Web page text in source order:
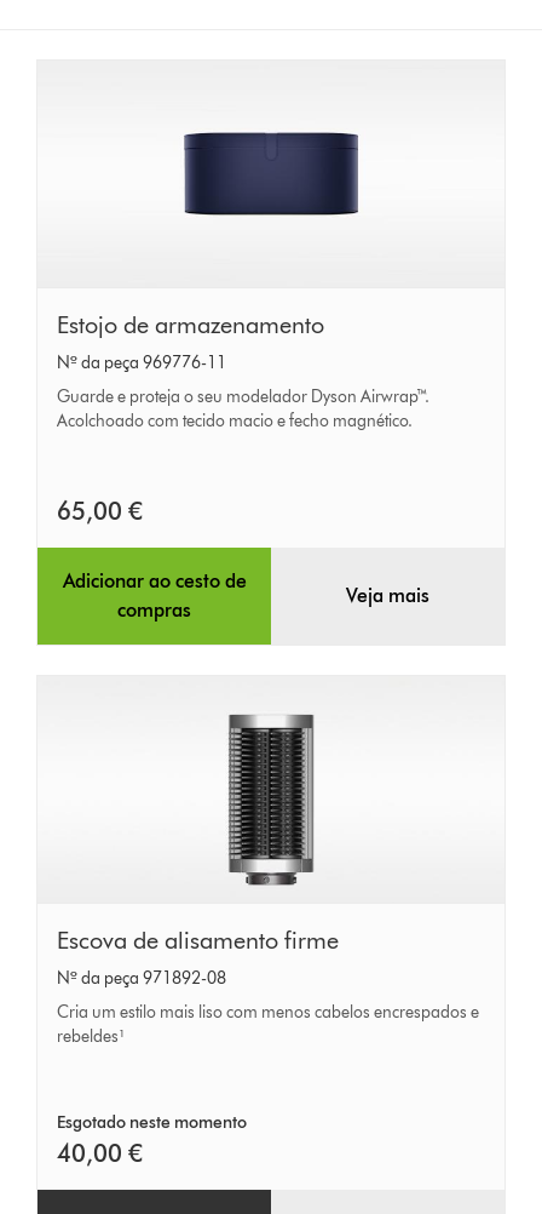
Estojo
de
armazenamento
Estojo de armazenamento
Nº da peça 969776-11
Guarde e proteja o seu modelador Dyson Airwrap™.
Acolchoado com tecido macio e fecho magnético.
65,00 €
Adicionar ao cesto de
compras
Veja mais
Escova
de
alisamento
firme
Escova de alisamento firme
Nº da peça 971892-08
Cria um estilo mais liso com menos cabelos encrespados e
rebeldes¹
Esgotado neste momento
40,00 €